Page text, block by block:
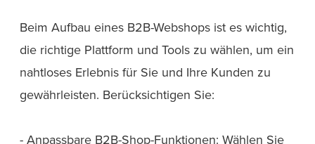
Beim Aufbau eines B2B-Webshops ist es wichtig,
die richtige Plattform und Tools zu wählen, um ein
nahtloses Erlebnis für Sie und Ihre Kunden zu
gewährleisten. Berücksichtigen Sie:
- Anpassbare B2B-Shop-Funktionen: Wählen Sie